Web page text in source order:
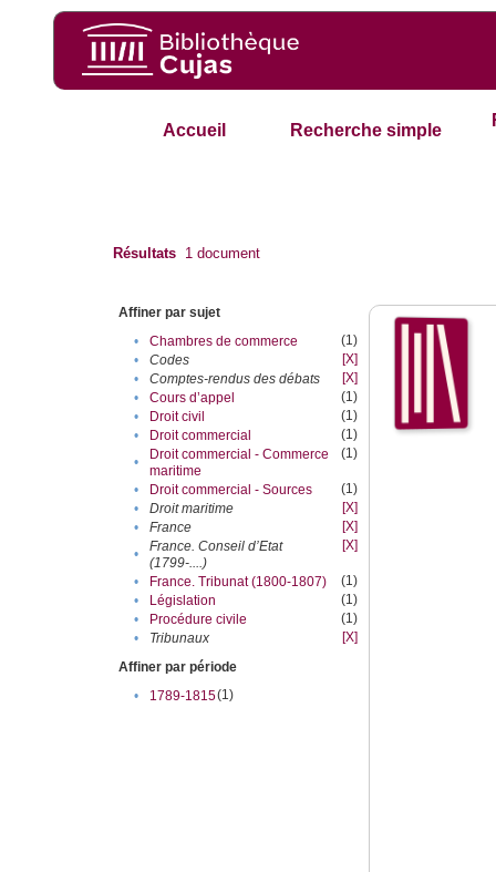
Accueil Recherche simple
Résultats 1 document
Affiner par sujet
•
Chambres de commerce
(1)
•
Codes
[X]
•
Comptes-rendus des débats
[X]
•
Cours d’appel
(1)
•
Droit civil
(1)
•
Droit commercial
(1)
•
Droit commercial - Commerce
maritime
(1)
• Droit commercial - Sources
(1)
•
Droit maritime
[X]
•
France
[X]
•
France. Conseil d’Etat
(1799-....)
[X]
• France. Tribunat (1800-1807)
(1)
•
Législation
(1)
•
Procédure civile
(1)
•
Tribunaux
[X]
Affiner par période
•
1789-1815(1)